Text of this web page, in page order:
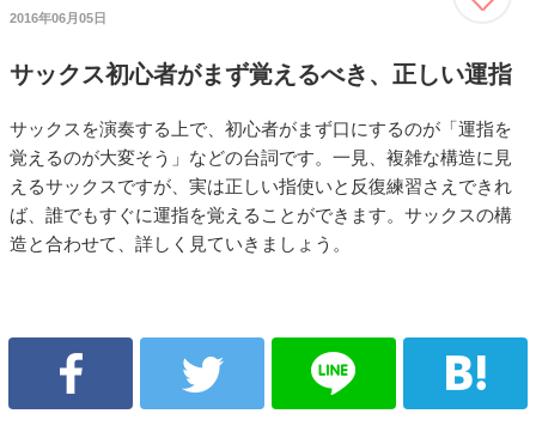
n
2016年06月05日
サックス初心者がまず覚えるべき、正しい運指
サックスを演奏する上で、初心者がまず口にするのが「運指を
覚えるのが大変そう」などの台詞です。一見、複雑な構造に見
えるサックスですが、実は正しい指使いと反復練習さえできれ
ば、誰でもすぐに運指を覚えることができます。サックスの構
造と合わせて、詳しく見ていきましょう。